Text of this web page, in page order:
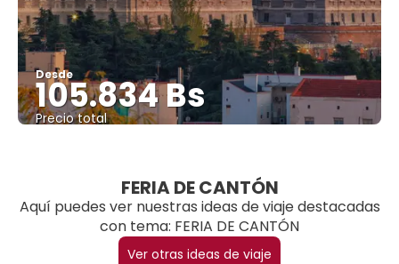
Desde
105.834 Bs
Precio total
FERIA DE CANTÓN
Aquí puedes ver nuestras ideas de viaje destacadas
con tema: FERIA DE CANTÓN
Ver otras ideas de viaje